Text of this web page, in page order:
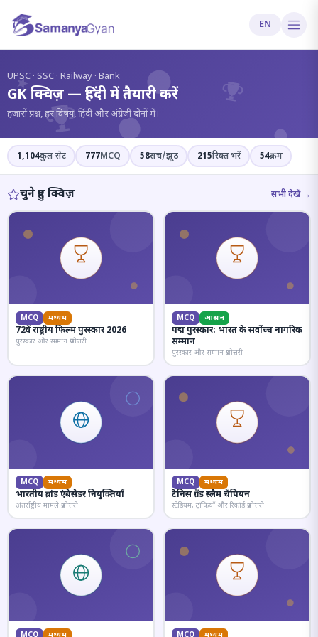
EN
?
UPSC · SSC · Railway · Bank
GK क्विज़ — हिंदी में तैयारी करें
हज़ारों प्रश्न, हर विषय, हिंदी और अंग्रेज़ी दोनों में।
1,104कुल सेट 777MCQ 58सच/झूठ 215रिक्त भरें 54क्रम
चुने हुए क्विज़ सभी देखें →
MCQ मध्यम
72वें राष्ट्रीय फिल्म पुरस्कार 2026
पुरस्कार और सम्मान प्रश्नोत्तरी
MCQ आसान
पद्म पुरस्कार: भारत के सर्वोच्च नागरिक
सम्मान
पुरस्कार और सम्मान प्रश्नोत्तरी
MCQ मध्यम
भारतीय ब्रांड एंबेसेडर नियुक्तियाँ
अंतर्राष्ट्रीय मामले प्रश्नोत्तरी
MCQ मध्यम
टेनिस ग्रैंड स्लैम चैंपियन
स्टेडियम, ट्रॉफियाँ और रिकॉर्ड प्रश्नोत्तरी
MCQ मध्यम MCQ मध्यम